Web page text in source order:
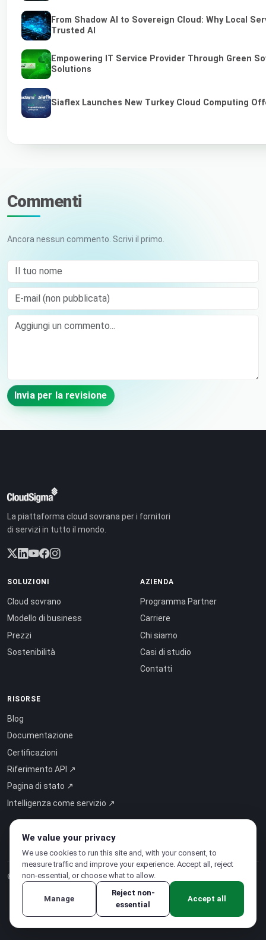
From Shadow AI to Sovereign Cloud: Why Local
Trusted AI
Empowering IT Service Provider Through Green
Solutions
Siaflex Launches New Turkey Cloud Computing
Commenti
Ancora nessun commento. Scrivi il primo.
Il tuo nome
E-mail (non pubblicata)
Comment
Invia per la revisione
La piattaforma cloud sovrana per i fornitori
di servizi in tutto il mondo.
SOLUZIONI
Cloud sovrano
Modello di business
Prezzi
Sostenibilità
AZIENDA
Programma Partner
Carriere
Chi siamo
Casi di studio
Contatti
RISORSE
Blog
Documentazione
Certificazioni
Riferimento API ↗
Pagina di stato ↗
Intelligenza come servizio ↗
© 2026 CloudSigma Holding AG.Tutti i diritti riservati
Informativa sulla privacy·Termini di servizio
We value your privacy
We use cookies to run this site and, with your consent, to
measure traffic and improve your experience. Accept all, reject
non-essential, or choose what to allow.
Manage
Reject non-
essential
Accept all